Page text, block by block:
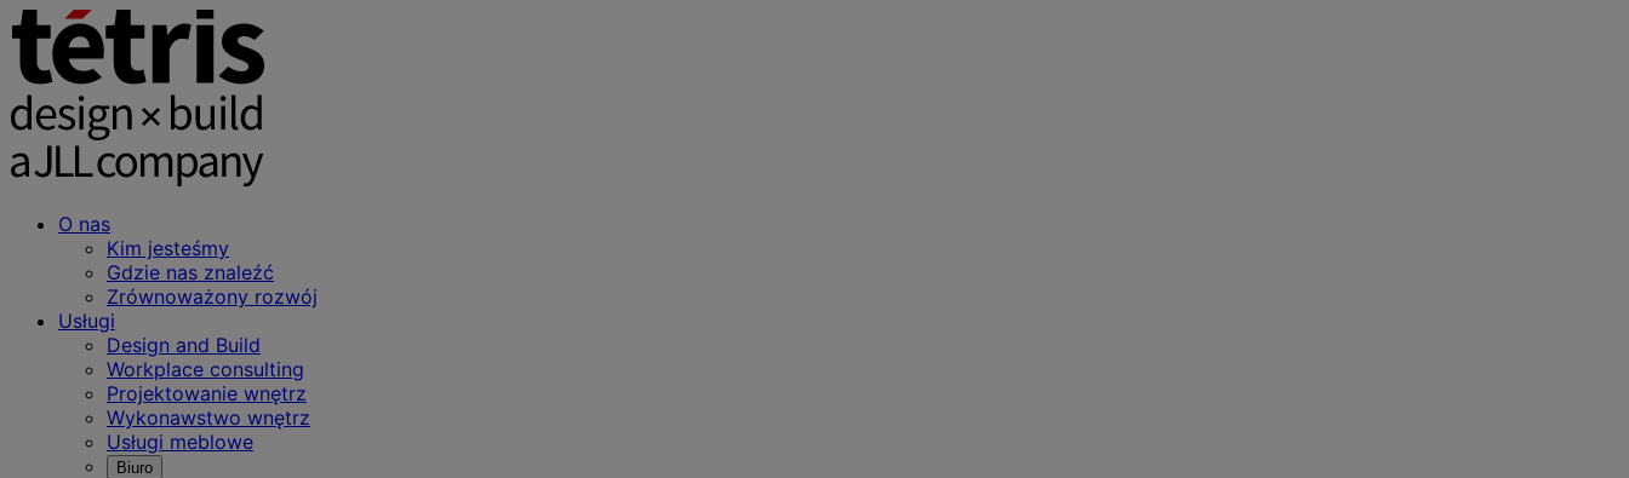
O nas
Kim jesteśmy
Gdzie nas znaleźć
Zrównoważony rozwój
Usługi
Design and Build
Workplace consulting
Projektowanie wnętrz
Wykonawstwo wnętrz
Usługi meblowe
Biuro